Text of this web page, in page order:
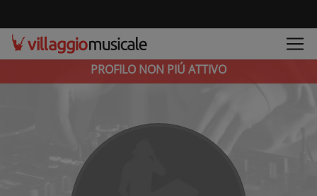
PROFILO NON PIÚ ATTIVO